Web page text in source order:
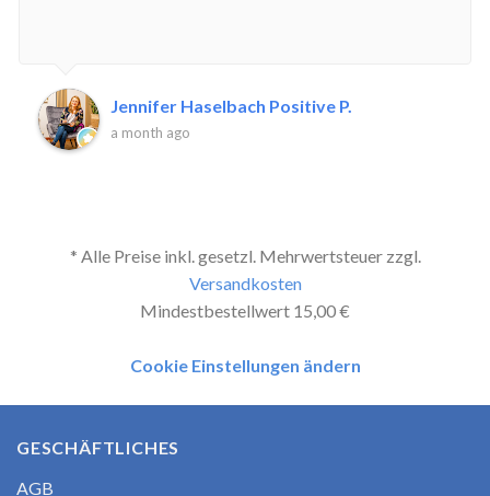
Jennifer Haselbach Positive P.
a month ago
* Alle Preise inkl. gesetzl. Mehrwertsteuer zzgl.
Versandkosten
Mindestbestellwert 15,00 €
Cookie Einstellungen ändern
GESCHÄFTLICHES
AGB